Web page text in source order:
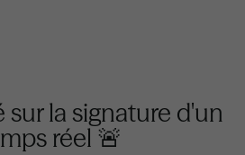
sur la signature d'un
réel 🚨